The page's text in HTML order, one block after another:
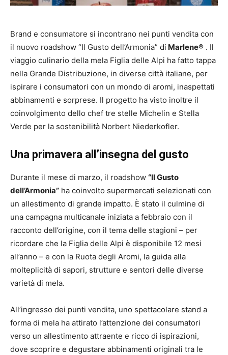
Brand e consumatore si incontrano nei punti vendita con
il nuovo roadshow “Il Gusto dell’Armonia” di Marlene® . Il
viaggio culinario della mela Figlia delle Alpi ha fatto tappa
nella Grande Distribuzione, in diverse città italiane, per
ispirare i consumatori con un mondo di aromi, inaspettati
abbinamenti e sorprese. Il progetto ha visto inoltre il
coinvolgimento dello chef tre stelle Michelin e Stella
Verde per la sostenibilità Norbert Niederkofler.
Una primavera all’insegna del gusto
Durante il mese di marzo, il roadshow “Il Gusto
dell’Armonia” ha coinvolto supermercati selezionati con
un allestimento di grande impatto. È stato il culmine di
una campagna multicanale iniziata a febbraio con il
racconto dell’origine, con il tema delle stagioni – per
ricordare che la Figlia delle Alpi è disponibile 12 mesi
all’anno – e con la Ruota degli Aromi, la guida alla
molteplicità di sapori, strutture e sentori delle diverse
varietà di mela.
All’ingresso dei punti vendita, uno spettacolare stand a
forma di mela ha attirato l’attenzione dei consumatori
verso un allestimento attraente e ricco di ispirazioni,
dove scoprire e degustare abbinamenti originali tra le